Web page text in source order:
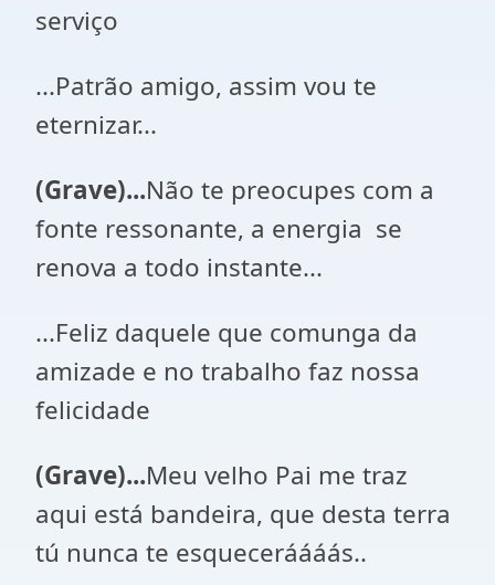
serviço
...Patrão amigo, assim vou te
eternizar...
(Grave)...Não te preocupes com a
fonte ressonante, a energia se
renova a todo instante...
...Feliz daquele que comunga da
amizade e no trabalho faz nossa
felicidade
(Grave)...Meu velho Pai me traz
aqui está bandeira, que desta terra
tú nunca te esqueceráááás..